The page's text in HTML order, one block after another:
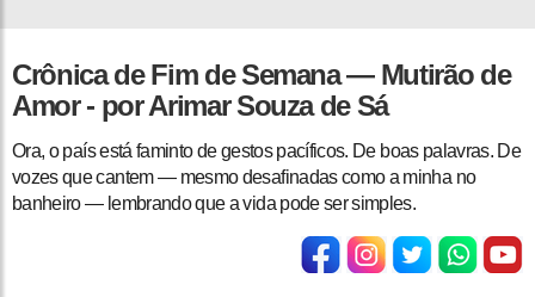
Crônica de Fim de Semana — Mutirão de
Amor - por Arimar Souza de Sá
Ora, o país está faminto de gestos pacíficos. De boas palavras. De
vozes que cantem — mesmo desafinadas como a minha no
banheiro — lembrando que a vida pode ser simples.